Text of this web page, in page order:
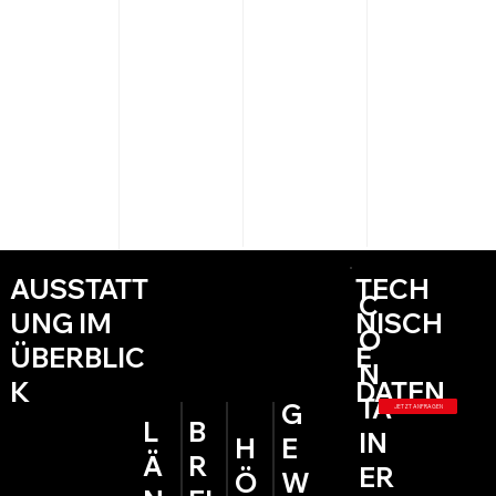
AUSSTATT
UNG IM
ÜBERBLIC
K
L
Ä
B
R
H
Ö
G
E
W
C
O
N
TA
IN
ER
TECH
NISCH
E
DATEN
JETZT ANFRAGEN